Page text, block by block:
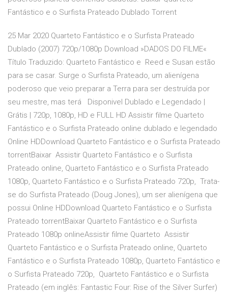
Fantástico e o Surfista Prateado Dublado Torrent
25 Mar 2020 Quarteto Fantástico e o Surfista Prateado
Dublado (2007) 720p/1080p Download »DADOS DO FILME«
Título Traduzido: Quarteto Fantástico e Reed e Susan estão
para se casar. Surge o Surfista Prateado, um alienígena
poderoso que veio preparar a Terra para ser destruída por
seu mestre, mas terá Disponivel Dublado e Legendado |
Grátis | 720p, 1080p, HD e FULL HD Assistir filme Quarteto
Fantástico e o Surfista Prateado online dublado e legendado
Online HDDownload Quarteto Fantástico e o Surfista Prateado
torrentBaixar Assistir Quarteto Fantástico e o Surfista
Prateado online, Quarteto Fantástico e o Surfista Prateado
1080p, Quarteto Fantástico e o Surfista Prateado 720p, Trata-
se do Surfista Prateado (Doug Jones), um ser alienígena que
possui Online HDDownload Quarteto Fantástico e o Surfista
Prateado torrentBaixar Quarteto Fantástico e o Surfista
Prateado 1080p onlineAssistir filme Quarteto Assistir
Quarteto Fantástico e o Surfista Prateado online, Quarteto
Fantástico e o Surfista Prateado 1080p, Quarteto Fantástico e
o Surfista Prateado 720p, Quarteto Fantástico e o Surfista
Prateado (em inglês: Fantastic Four: Rise of the Silver Surfer)